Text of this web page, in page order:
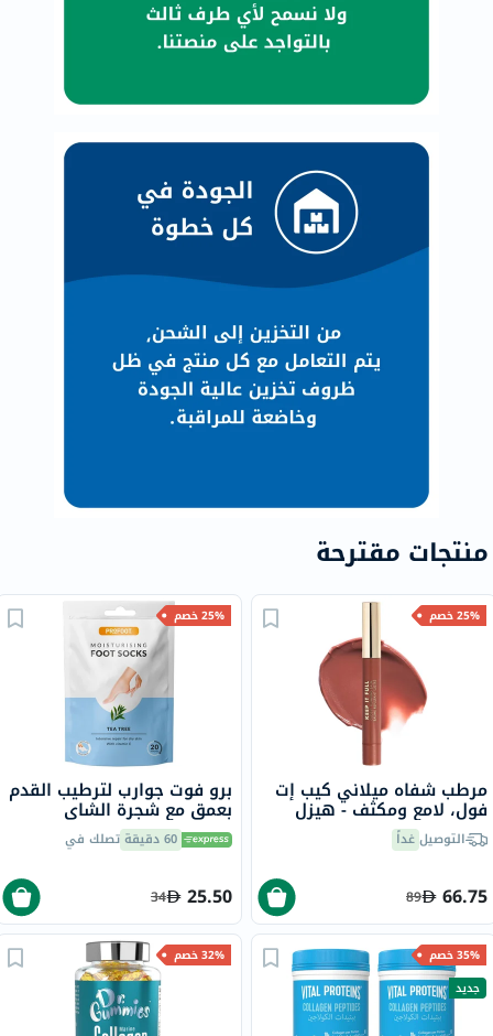
منتجات مقترحة
25% خصم
مرطب شفاه ميلاني كيب إت
فول، لامع ومكثف - هيزل
/150 التوصيلغداً
66.75
89
25% خصم
برو فوت جوارب لترطيب القدم
بعمق مع شجرة الشاي
وفيتامين E لإصلاح البشرة
الجافة،حزمه من زوج واحد
60 دقيقة تصلك في
25.50
34
35% خصم
جديد
32% خصم